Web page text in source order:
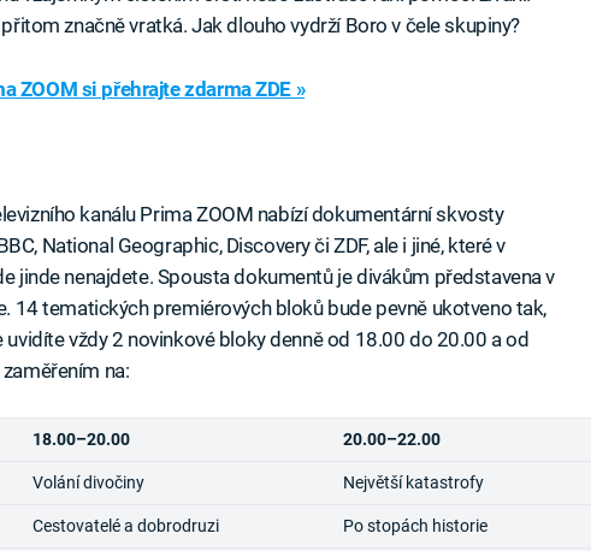
značně vratká. Jak dlouho vydrží Boro v čele skupiny?
ZOOM si přehrajte zdarma ZDE »
kanálu Prima ZOOM nabízí dokumentární skvosty
National Geographic, Discovery či ZDF, ale i jiné, které v
jinde nenajdete. Spousta dokumentů je divákům představena v
14 tematických premiérových bloků bude pevně ukotveno tak,
vždy 2 novinkové bloky denně od 18.00 do 20.00 a od
na:
18.00–20.00 20.00–22.00
Volání divočiny Největší katastrofy
Cestovatelé a dobrodruzi Po stopách historie